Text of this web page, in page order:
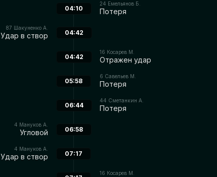
24 Емельянов Б.
Потеря
04:10
87 Шакуненко А.
Удар в створ 04:42
16 Косарев М.
Отражен удар
04:42
6 Савельев М.
Потеря
05:58
44 Сметанкин А.
Потеря
06:44
4 Мануков А.
Угловой 06:58
4 Мануков А.
Удар в створ 07:17
16 Косарев М.